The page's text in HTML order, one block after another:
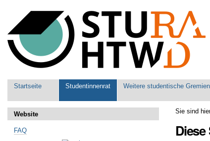
Werkzeuge
Sektionen
Startseite Studentinnenrat Weitere studentische Gremien
Sie sind
Website
FAQ